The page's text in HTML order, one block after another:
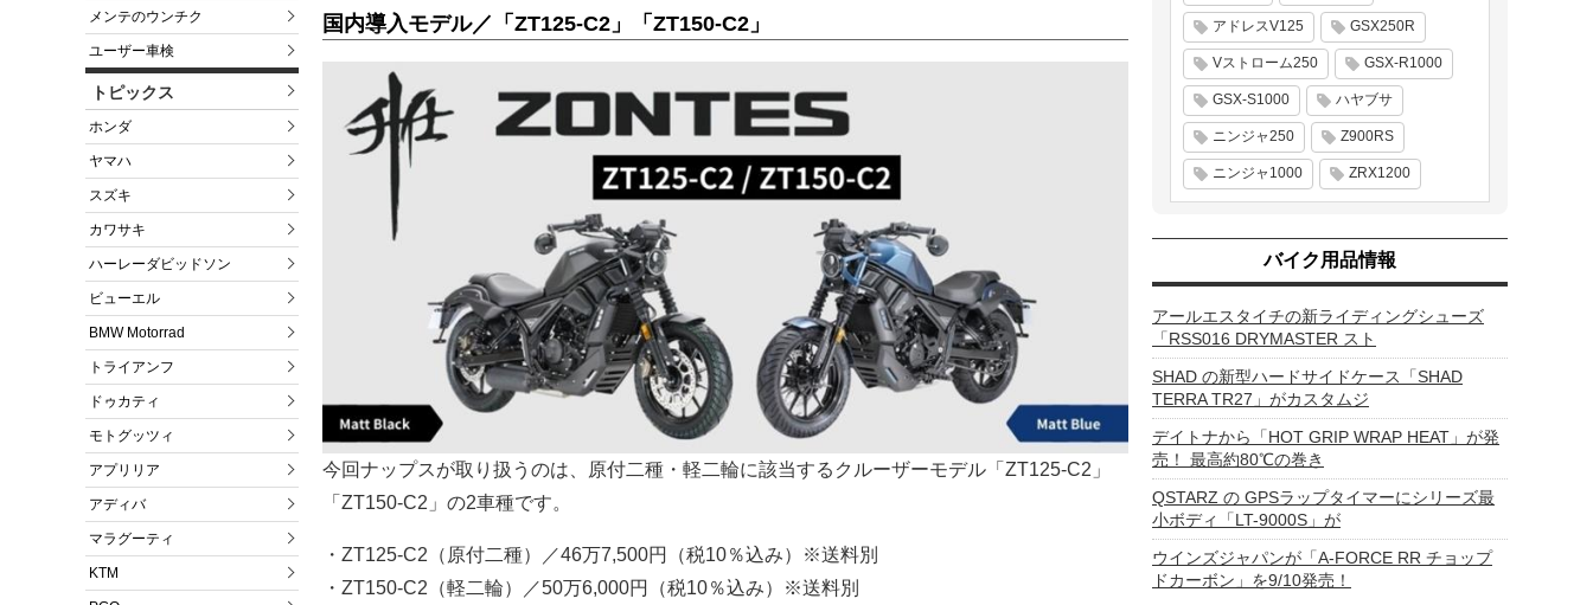
メンテのウンチク
ユーザー車検
トピックス
ホンダ
ヤマハ
スズキ
カワサキ
ハーレーダビッドソン
ビューエル
BMW Motorrad
トライアンフ
ドゥカティ
モトグッツィ
アプリリア
アディバ
マラグーティ
KTM
国内導入モデル／「ZT125-C2」「ZT150-C2」
今回ナップスが取り扱うのは、原付二種・軽二輪に該当するクルーザーモデル「ZT125-C2」
「ZT150-C2」の2車種です。
・ZT125-C2（原付二種）／46万7,500円（税10％込み）※送料別
・ZT150-C2（軽二輪）／50万6,000円（税10％込み）※送料別
アドレスV125 GSX250R
Vストローム250 GSX-R1000
GSX-S1000 ハヤブサ
ニンジャ250 Z900RS
ニンジャ1000 ZRX1200
バイク用品情報
アールエスタイチの新ライディングシューズ
「RSS016 DRYMASTER スト
SHAD の新型ハードサイドケース「SHAD
TERRA TR27」がカスタムジ
デイトナから「HOT GRIP WRAP HEAT」が発
売！ 最高約80℃の巻き
QSTARZ の GPSラップタイマーにシリーズ最
小ボディ「LT-9000S」が
ウインズジャパンが「A-FORCE RR チョップ
ドカーボン」を9/10発売！